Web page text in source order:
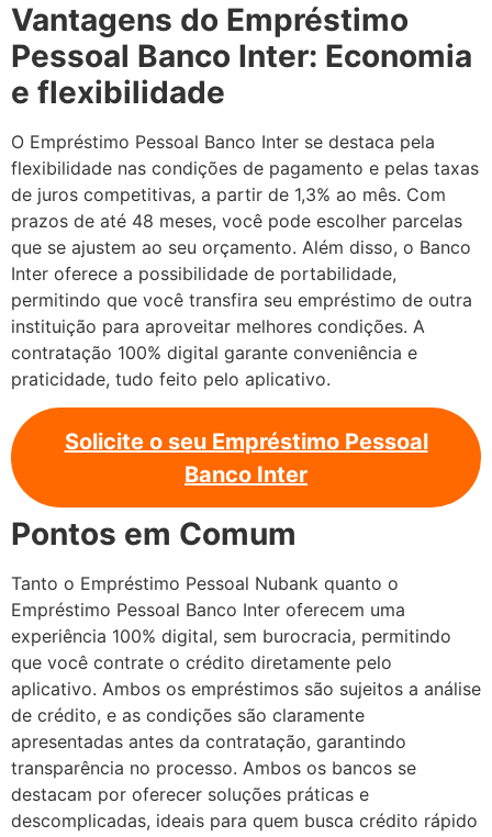
Vantagens do Empréstimo
Pessoal Banco Inter: Economia
e flexibilidade
O Empréstimo Pessoal Banco Inter se destaca pela
flexibilidade nas condições de pagamento e pelas taxas
de juros competitivas, a partir de 1,3% ao mês. Com
prazos de até 48 meses, você pode escolher parcelas
que se ajustem ao seu orçamento. Além disso, o Banco
Inter oferece a possibilidade de portabilidade,
permitindo que você transfira seu empréstimo de outra
instituição para aproveitar melhores condições. A
contratação 100% digital garante conveniência e
praticidade, tudo feito pelo aplicativo.
Solicite o seu Empréstimo Pessoal
Banco Inter
Pontos em Comum
Tanto o Empréstimo Pessoal Nubank quanto o
Empréstimo Pessoal Banco Inter oferecem uma
experiência 100% digital, sem burocracia, permitindo
que você contrate o crédito diretamente pelo
aplicativo. Ambos os empréstimos são sujeitos a análise
de crédito, e as condições são claramente
apresentadas antes da contratação, garantindo
transparência no processo. Ambos os bancos se
destacam por oferecer soluções práticas e
descomplicadas, ideais para quem busca crédito rápido